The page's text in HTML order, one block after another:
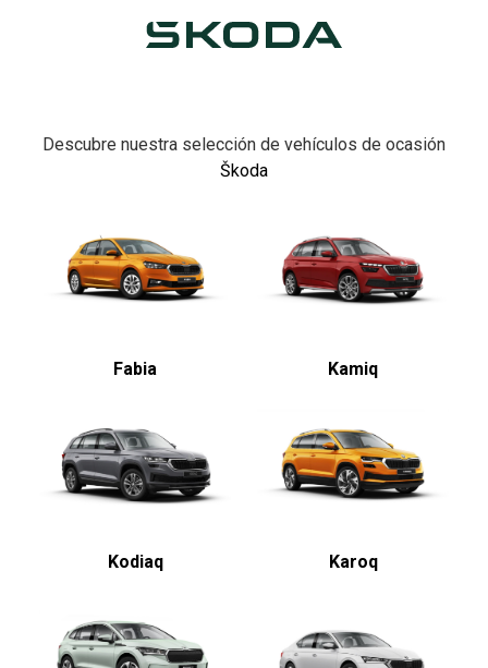
Descubre nuestra selección de vehículos de ocasión
Škoda
Fabia Kamiq
Kodiaq Karoq